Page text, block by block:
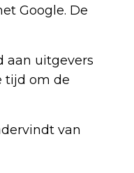
Google. De
aan uitgevers
tijd om de
van